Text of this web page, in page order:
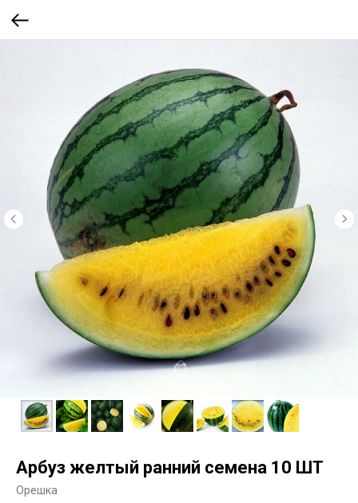
Арбуз желтый ранний семена 10 ШТ
Орешка